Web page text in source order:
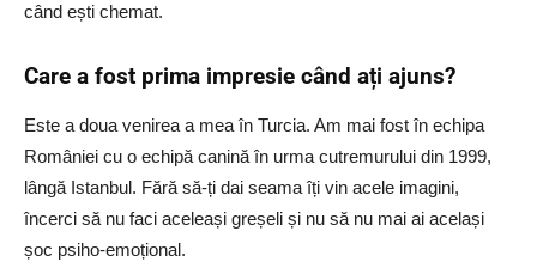
când ești chemat.
Care a fost prima impresie când ați ajuns?
Este a doua venirea a mea în Turcia. Am mai fost în echipa
României cu o echipă canină în urma cutremurului din 1999,
lângă Istanbul. Fără să-ți dai seama îți vin acele imagini,
încerci să nu faci aceleași greșeli și nu să nu mai ai același
șoc psiho-emoțional.